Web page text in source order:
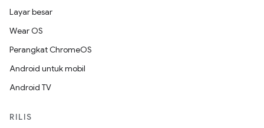
Layar besar
Wear OS
Perangkat ChromeOS
Android untuk mobil
Android TV
RILIS